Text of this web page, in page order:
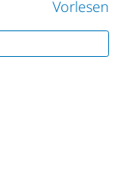
Vorlesen